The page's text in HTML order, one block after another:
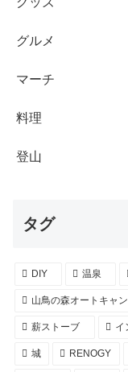
グルメ
マーチ
料理
登山
タグ
DIY 温泉
山鳥の森オートキャ
薪ストーブ イ
城 RENOGY